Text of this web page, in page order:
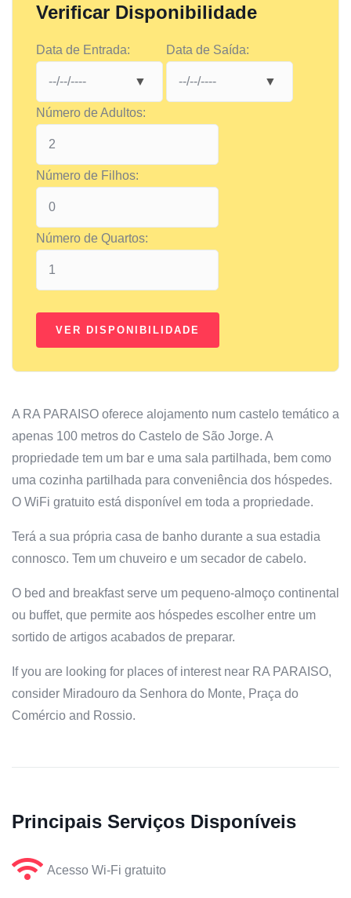
Verificar Disponibilidade
Data de Entrada: Data de Saída:
Número de Adultos:
Número de Filhos:
Número de Quartos:
A RA PARAISO oferece alojamento num castelo temático a
apenas 100 metros do Castelo de São Jorge. A
propriedade tem um bar e uma sala partilhada, bem como
uma cozinha partilhada para conveniência dos hóspedes.
O WiFi gratuito está disponível em toda a propriedade.
Terá a sua própria casa de banho durante a sua estadia
connosco. Tem um chuveiro e um secador de cabelo.
O bed and breakfast serve um pequeno-almoço continental
ou buffet, que permite aos hóspedes escolher entre um
sortido de artigos acabados de preparar.
If you are looking for places of interest near RA PARAISO,
consider Miradouro da Senhora do Monte, Praça do
Comércio and Rossio.
Principais Serviços Disponíveis
Acesso Wi-Fi gratuito